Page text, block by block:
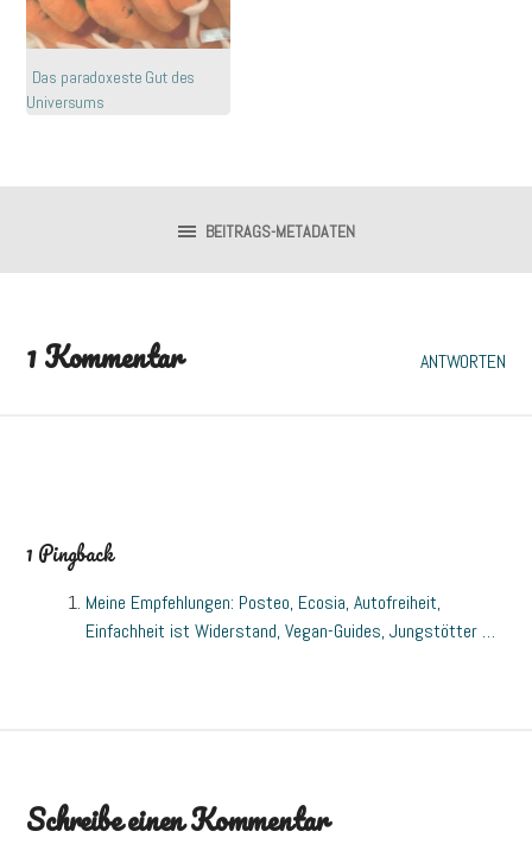
Das paradoxeste Gut des
Universums
BEITRAGS-METADATEN
1 Kommentar ANTWORTEN
1 Pingback
Meine Empfehlungen: Posteo, Ecosia, Autofreiheit,
Einfachheit ist Widerstand, Vegan-Guides, Jungstötter …
Schreibe einen Kommentar